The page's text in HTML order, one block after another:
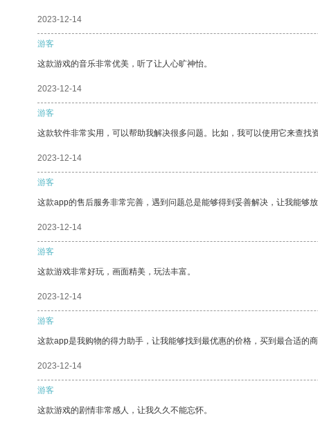
2023-12-14
游客
这款游戏的音乐非常优美，听了让人心旷神怡。
2023-12-14
游客
这款软件非常实用，可以帮助我解决很多问题。比如，我可以使用它来查找
2023-12-14
游客
这款app的售后服务非常完善，遇到问题总是能够得到妥善解决，让我能够放
2023-12-14
游客
这款游戏非常好玩，画面精美，玩法丰富。
2023-12-14
游客
这款app是我购物的得力助手，让我能够找到最优惠的价格，买到最合适的商
2023-12-14
游客
这款游戏的剧情非常感人，让我久久不能忘怀。